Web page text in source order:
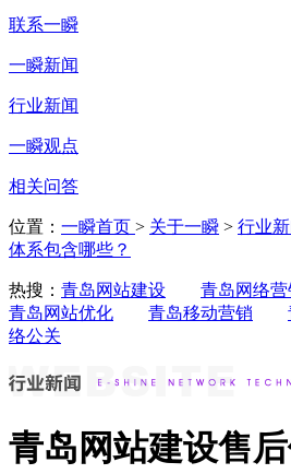
联系一瞬
一瞬新闻
行业新闻
一瞬观点
相关问答
位置： 一瞬首页 > 关于一瞬 > 行业
体系包含哪些？
热搜： 青岛网站建设 青岛网络营
青岛网站优化
青岛移动营销
络公关
青岛网站建设售